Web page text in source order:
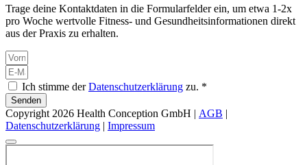
Trage deine Kontaktdaten in die Formularfelder ein, um etwa 1-2x
pro Woche wertvolle Fitness- und Gesundheitsinformationen direkt
aus der Praxis zu erhalten.
Ich stimme derDatenschutzerklärung zu. *
Senden
Copyright 2026 Health Conception GmbH | AGB |
Datenschutzerklärung | Impressum